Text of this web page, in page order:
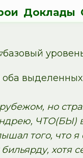
Доклады
но
ЧТО(БЫ)
того, что я
хотя